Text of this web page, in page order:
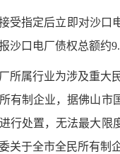
受指定后立即对沙口
沙口电厂债权总额约
所属行业为涉及重大
有制企业，据佛山市
行处置，无法最大限
关于全市全民所有制